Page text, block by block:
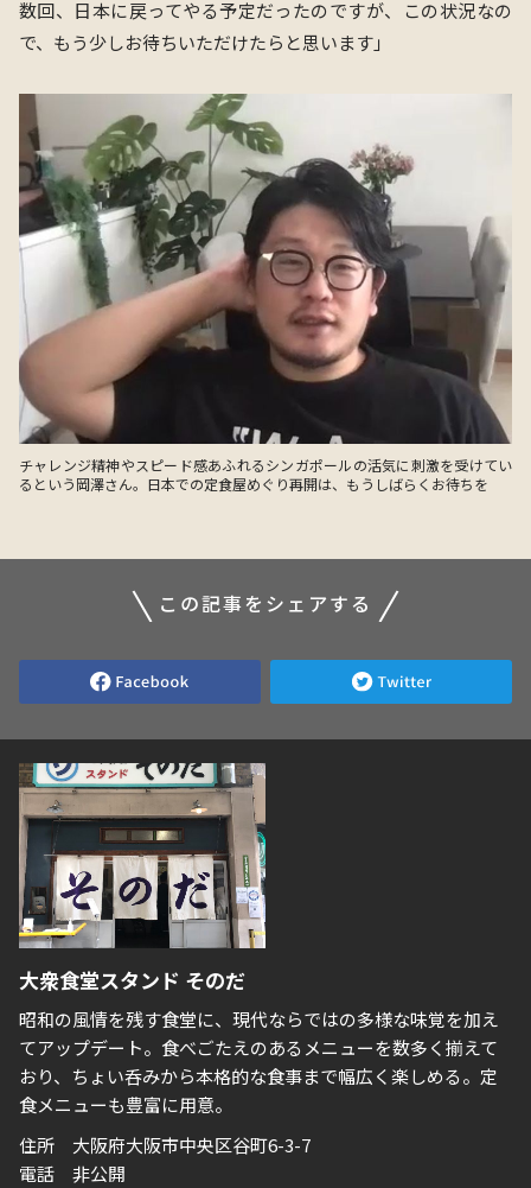
数回、日本に戻ってやる予定だったのですが、この状況なの
で、もう少しお待ちいただけたらと思います」
チャレンジ精神やスピード感あふれるシンガポールの活気に刺激を受けてい
るという岡澤さん。日本での定食屋めぐり再開は、もうしばらくお待ちを
この記事をシェアする
大衆食堂スタンド そのだ
昭和の風情を残す食堂に、現代ならではの多様な味覚を加え
てアップデート。食べごたえのあるメニューを数多く揃えて
おり、ちょい呑みから本格的な食事まで幅広く楽しめる。定
食メニューも豊富に用意。
住所 大阪府大阪市中央区谷町6-3-7
電話 非公開